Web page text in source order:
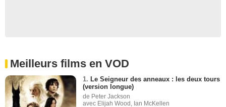
Meilleurs films en VOD
1. Le Seigneur des anneaux : les deux tours
(version longue)
de Peter Jackson
avec Elijah Wood, Ian McKellen